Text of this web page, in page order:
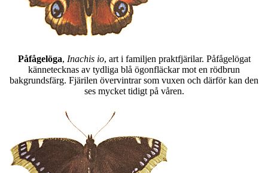
Påfågelöga, Inachis io, art i familjen praktfjärilar. Påfågelögat
kännetecknas av tydliga blå ögonfläckar mot en rödbrun
bakgrundsfärg. Fjärilen övervintrar som vuxen och därför kan den
ses mycket tidigt på våren.